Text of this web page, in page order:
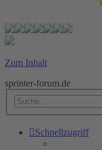
Zum Inhalt
sprinter-forum.de
Schnellzugriff